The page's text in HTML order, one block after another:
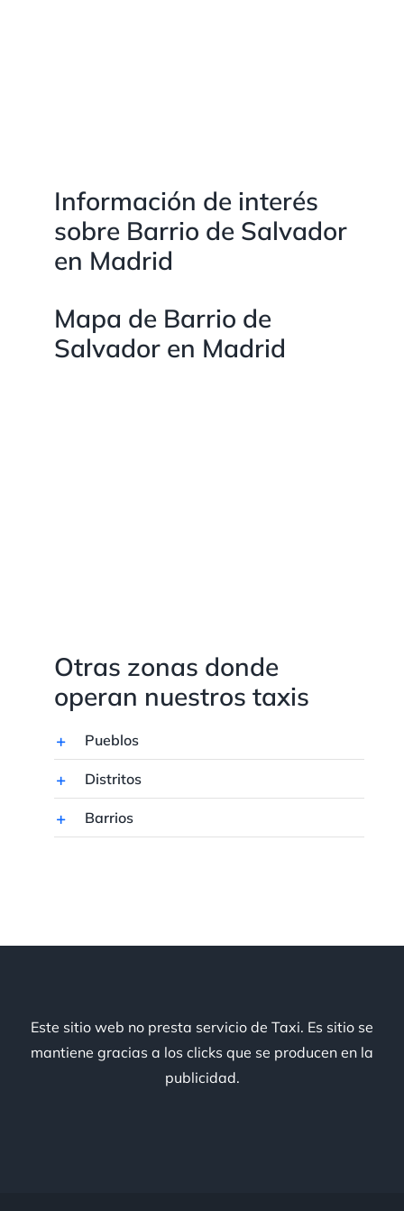
Información de interés
sobre Barrio de Salvador
en Madrid
Mapa de Barrio de
Salvador en Madrid
Otras zonas donde
operan nuestros taxis
Pueblos
Distritos
Barrios
Este sitio web no presta servicio de Taxi. Es sitio se
mantiene gracias a los clicks que se producen en la
publicidad.